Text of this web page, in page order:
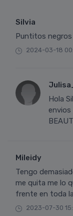
Silvia
Puntitos negros
2024-03-18
Hola
envios
Mileidy
Tengo
me quita me lo
frente en toda
2023-07-30